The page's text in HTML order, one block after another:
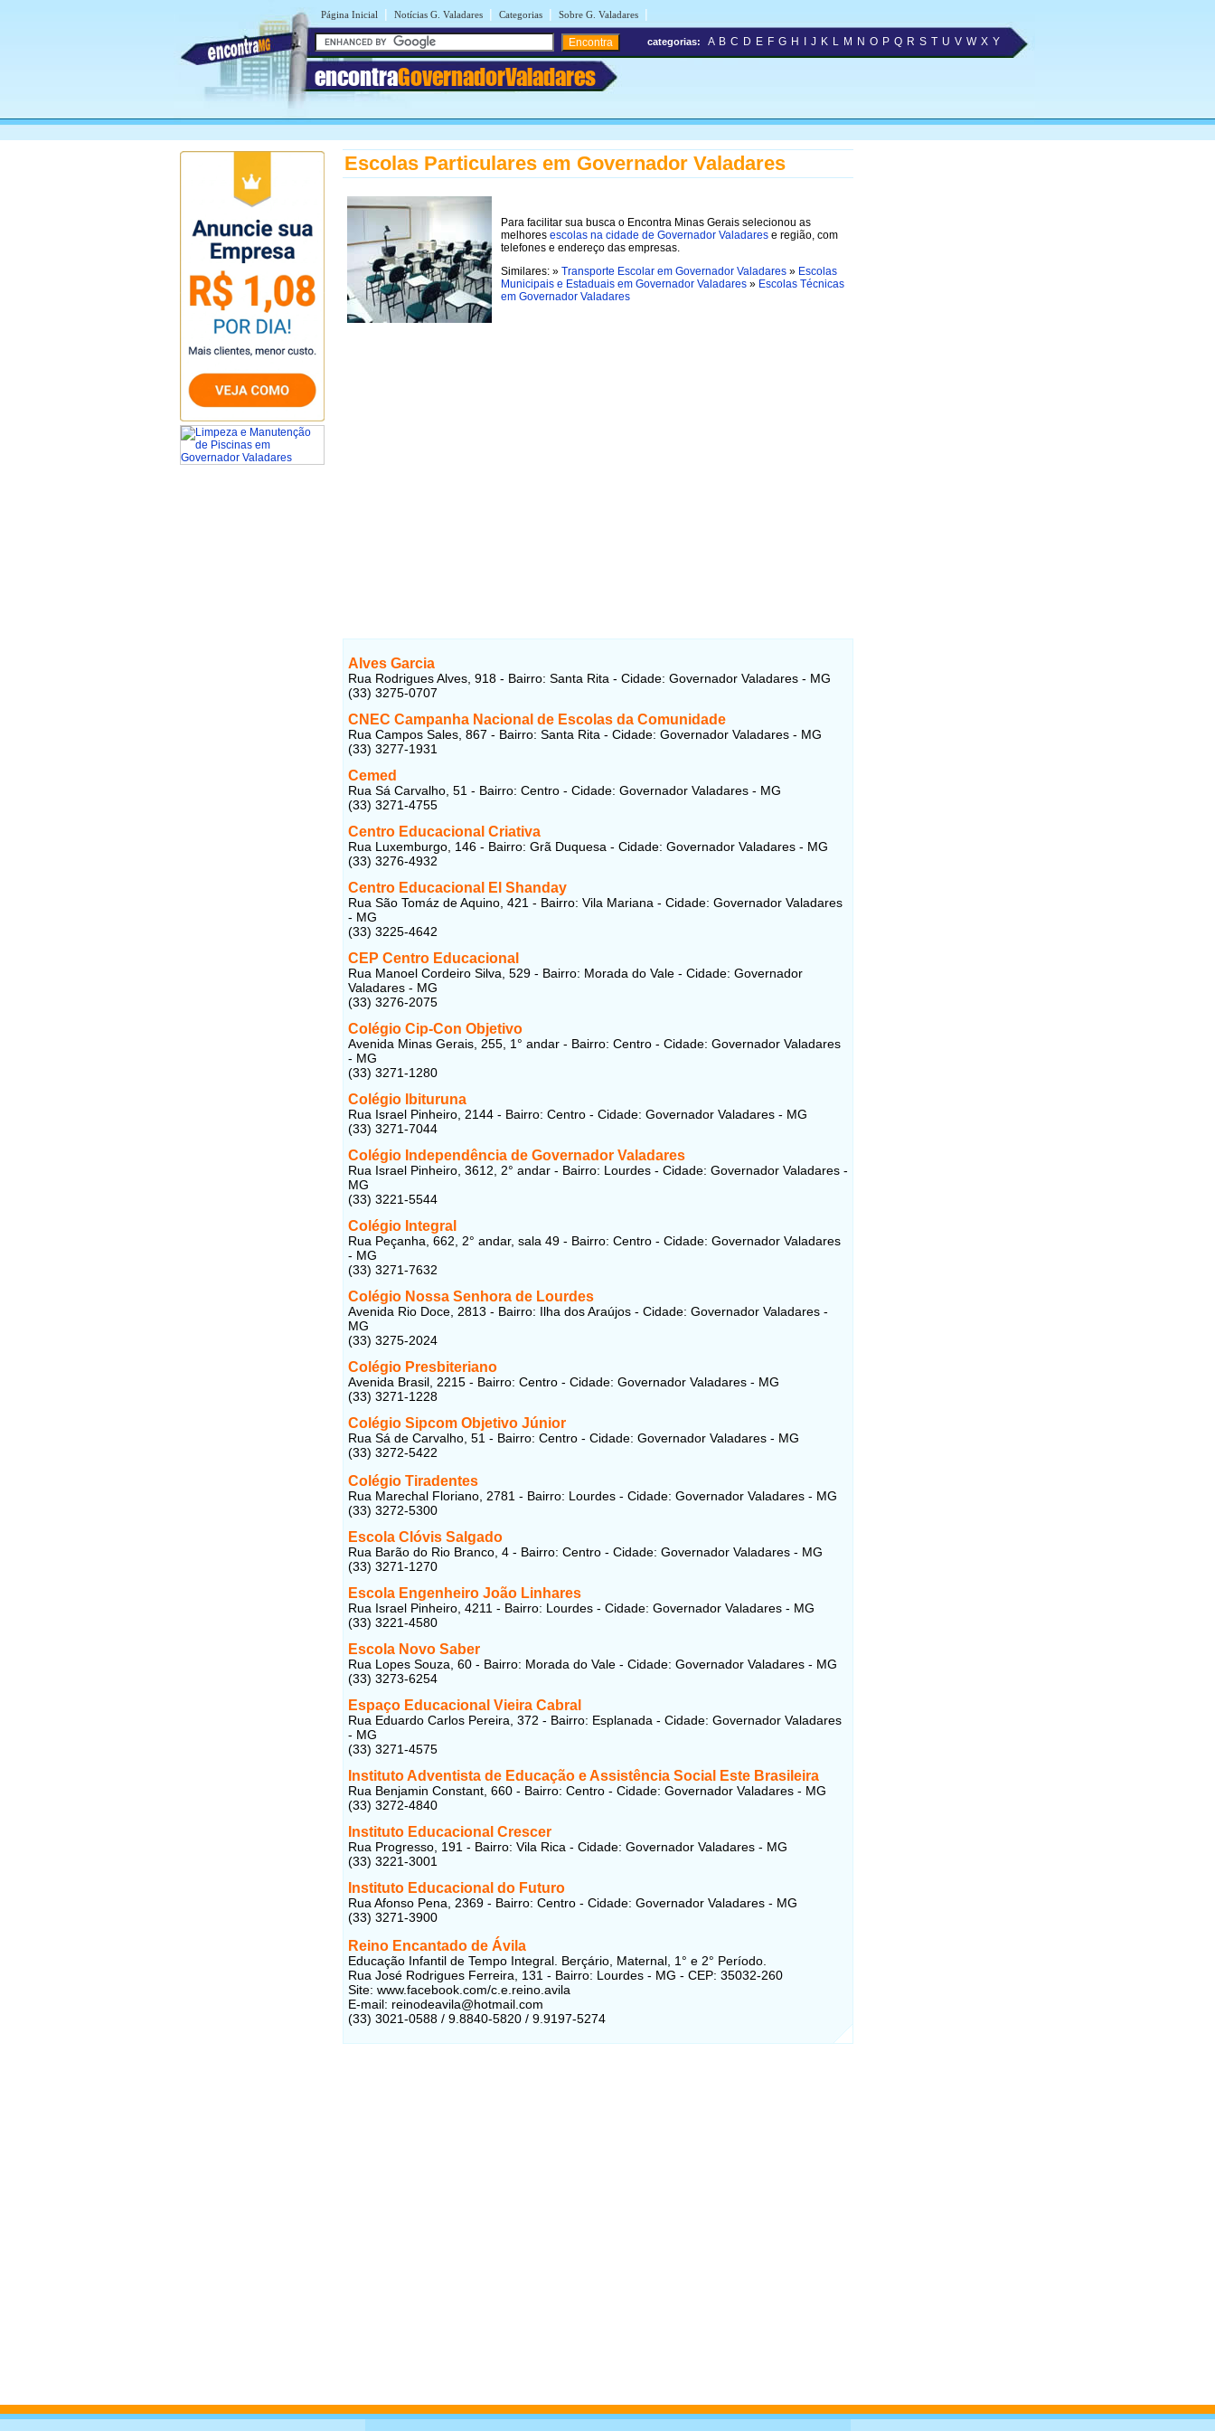
Página Inicial | Notícias G. Valadares | Categorias | Sobre G. Valadares |
encontraGovernadorValadares
categorias: A B C D E F G H J K L M N O P Q R S T U V W X Y
Escolas Particulares em Governador Valadares
Para facilitar sua busca o Encontra Minas Gerais selecionou as
melhores escolas na cidade de Governador Valadares e região, com
telefones e endereço das empresas.
Similares: » Transporte Escolar em Governador Valadares » Escolas
Municipais e Estaduais em Governador Valadares » Escolas Técnicas
em Governador Valadares
Alves Garcia
Rua Rodrigues Alves, 918 - Bairro: Santa Rita - Cidade: Governador Valadares - MG
(33) 3275-0707
CNEC Campanha Nacional de Escolas da Comunidade
Rua Campos Sales, 867 - Bairro: Santa Rita - Cidade: Governador Valadares - MG
(33) 3277-1931
Cemed
Rua Sá Carvalho, 51 - Bairro: Centro - Cidade: Governador Valadares - MG
(33) 3271-4755
Centro Educacional Criativa
Rua Luxemburgo, 146 - Bairro: Grã Duquesa - Cidade: Governador Valadares - MG
(33) 3276-4932
Centro Educacional El Shanday
Rua São Tomáz de Aquino, 421 - Bairro: Vila Mariana - Cidade: Governador Valadares
- MG
(33) 3225-4642
CEP Centro Educacional
Rua Manoel Cordeiro Silva, 529 - Bairro: Morada do Vale - Cidade: Governador
Valadares - MG
(33) 3276-2075
Colégio Cip-Con Objetivo
Avenida Minas Gerais, 255, 1° andar - Bairro: Centro - Cidade: Governador Valadares
- MG
(33) 3271-1280
Colégio Ibituruna
Rua Israel Pinheiro, 2144 - Bairro: Centro - Cidade: Governador Valadares - MG
(33) 3271-7044
Colégio Independência de Governador Valadares
Rua Israel Pinheiro, 3612, 2° andar - Bairro: Lourdes - Cidade: Governador Valadares -
MG
(33) 3221-5544
Colégio Integral
Rua Peçanha, 662, 2° andar, sala 49 - Bairro: Centro - Cidade: Governador Valadares
- MG
(33) 3271-7632
Colégio Nossa Senhora de Lourdes
Avenida Rio Doce, 2813 - Bairro: Ilha dos Araújos - Cidade: Governador Valadares -
MG
(33) 3275-2024
Colégio Presbiteriano
Avenida Brasil, 2215 - Bairro: Centro - Cidade: Governador Valadares - MG
(33) 3271-1228
Colégio Sipcom Objetivo Júnior
Rua Sá de Carvalho, 51 - Bairro: Centro - Cidade: Governador Valadares - MG
(33) 3272-5422
Colégio Tiradentes
Rua Marechal Floriano, 2781 - Bairro: Lourdes - Cidade: Governador Valadares - MG
(33) 3272-5300
Escola Clóvis Salgado
Rua Barão do Rio Branco, 4 - Bairro: Centro - Cidade: Governador Valadares - MG
(33) 3271-1270
Escola Engenheiro João Linhares
Rua Israel Pinheiro, 4211 - Bairro: Lourdes - Cidade: Governador Valadares - MG
(33) 3221-4580
Escola Novo Saber
Rua Lopes Souza, 60 - Bairro: Morada do Vale - Cidade: Governador Valadares - MG
(33) 3273-6254
Espaço Educacional Vieira Cabral
Rua Eduardo Carlos Pereira, 372 - Bairro: Esplanada - Cidade: Governador Valadares
- MG
(33) 3271-4575
Instituto Adventista de Educação e Assistência Social Este Brasileira
Rua Benjamin Constant, 660 - Bairro: Centro - Cidade: Governador Valadares - MG
(33) 3272-4840
Instituto Educacional Crescer
Rua Progresso, 191 - Bairro: Vila Rica - Cidade: Governador Valadares - MG
(33) 3221-3001
Instituto Educacional do Futuro
Rua Afonso Pena, 2369 - Bairro: Centro - Cidade: Governador Valadares - MG
(33) 3271-3900
Reino Encantado de Ávila
Educação Infantil de Tempo Integral. Berçário, Maternal, 1° e 2° Período.
Rua José Rodrigues Ferreira, 131 - Bairro: Lourdes - MG - CEP: 35032-260
Site: www.facebook.com/c.e.reino.avila
E-mail: reinodeavila@hotmail.com
(33) 3021-0588 / 9.8840-5820 / 9.9197-5274